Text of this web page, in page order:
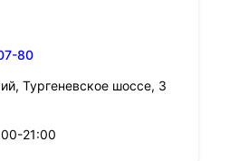
80
Тургеневское шоссе, 3
21:00